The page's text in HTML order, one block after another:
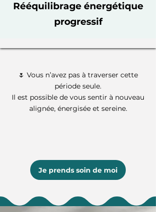
Rééquilibrage énergétique
progressif
🌷 Vous n’avez pas à traverser cette
période seule.
Il est possible de vous sentir à nouveau
alignée, énergisée et sereine.
Je prends soin de moi